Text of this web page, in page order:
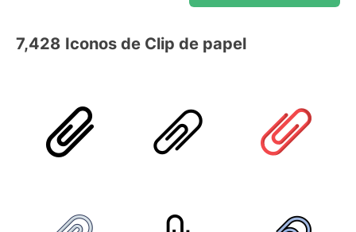
7,428 Iconos de Clip de papel